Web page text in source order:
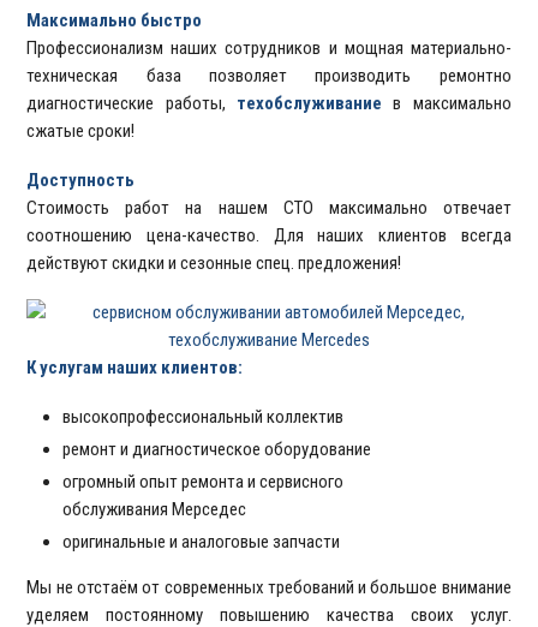
Максимально быстро
Профессионализм наших сотрудников и мощная материально-
техническая база позволяет производить ремонтно
диагностические работы, техобслуживание в максимально
сжатые сроки!
Доступность
Стоимость работ на нашем СТО максимально отвечает
соотношению цена-качество. Для наших клиентов всегда
действуют скидки и сезонные спец. предложения!
К услугам наших клиентов:
высокопрофессиональный коллектив
ремонт и диагностическое оборудование
огромный опыт ремонта и сервисного
обслуживания Мерседес
оригинальные и аналоговые запчасти
Мы не отстаём от современных требований и большое внимание
уделяем постоянному повышению качества своих услуг.